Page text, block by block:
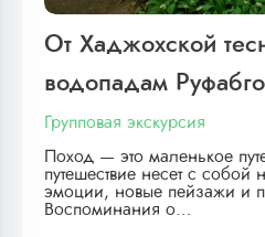
От Хаджохской
водопадам Руфабго
Групповая экскурсия
Поход — это маленькое
путешествие несет с собой
эмоции, новые пейзажи и
Воспоминания о…